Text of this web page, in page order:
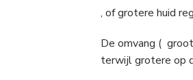
, of grotere huid
De omvang (
terwijl grotere op